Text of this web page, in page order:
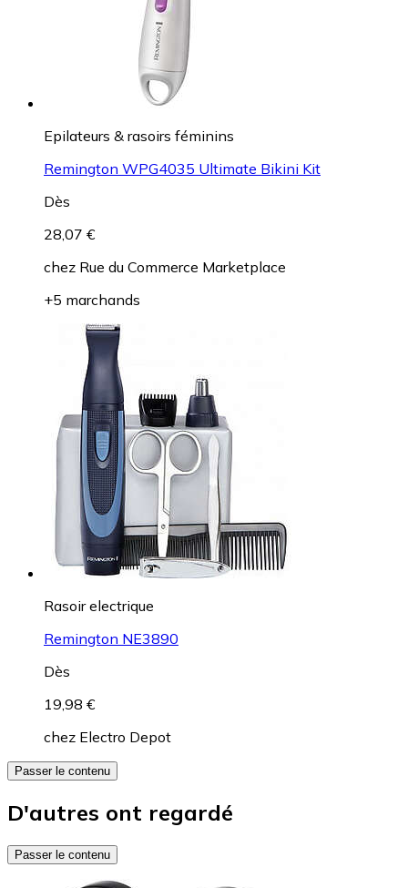
Epilateurs & rasoirs féminins
Remington WPG4035 Ultimate Bikini Kit
Dès
28,07 €
chez Rue du Commerce Marketplace
+5 marchands
Rasoir electrique
Remington NE3890
Dès
19,98 €
chez Electro Depot
Passer le contenu
D'autres ont regardé
Passer le contenu